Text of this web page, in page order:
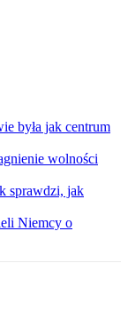
była jak centrum
wolności
sprawdzi, jak
Niemcy o